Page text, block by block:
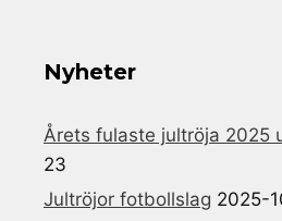
Nyheter
Årets fulaste jultröja 2025
23
Jultröjor fotbollslag 2025-